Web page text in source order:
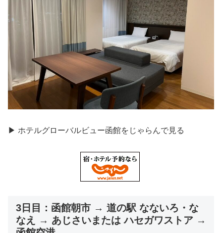
▶ ホテルグローバルビュー函館をじゃらんで見る
3日目：函館朝市 → 道の駅 なないろ・な
なえ → あじさいまたは ハセガワストア →